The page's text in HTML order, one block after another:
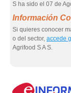
S ha sido el 07 de
Información
Si quieres conocer
o del sector, accede
Agrifood S A S.